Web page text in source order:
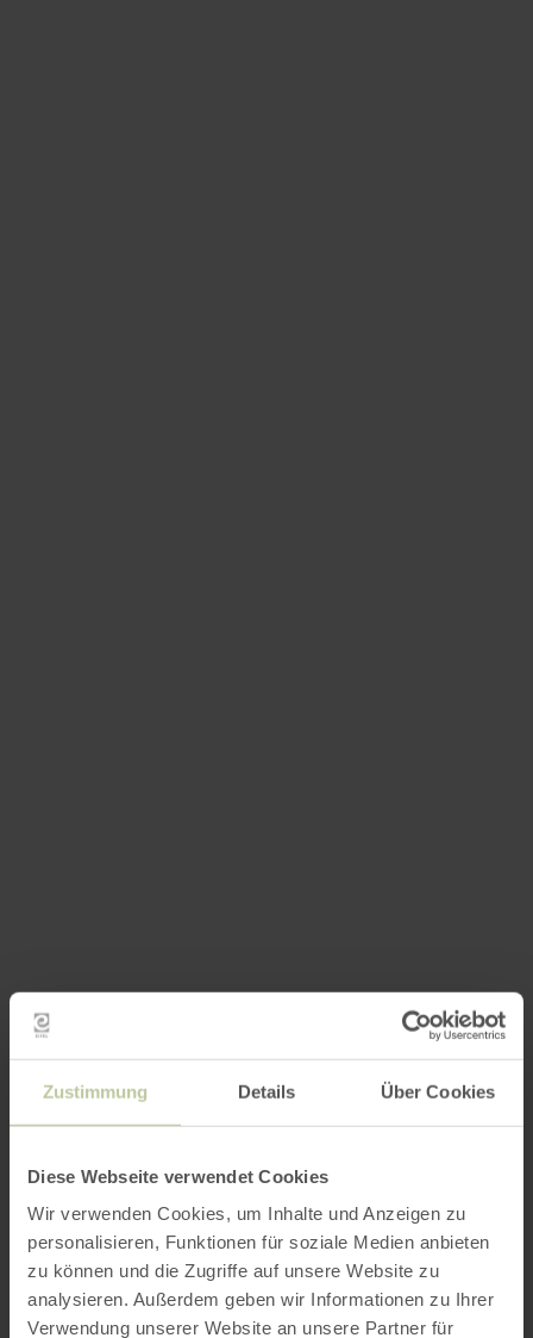
Zustimmung Details Über Cookies
Diese Webseite verwendet Cookies
Wir verwenden Cookies, um Inhalte und Anzeigen zu
personalisieren, Funktionen für soziale Medien anbieten
zu können und die Zugriffe auf unsere Website zu
analysieren. Außerdem geben wir Informationen zu Ihrer
Verwendung unserer Website an unsere Partner für